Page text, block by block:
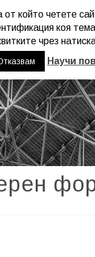
2"? in/home/
от който четете
коя
чрез
Научи